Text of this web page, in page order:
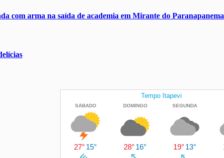
com arma na saída de academia em Mirante do Paranapanema